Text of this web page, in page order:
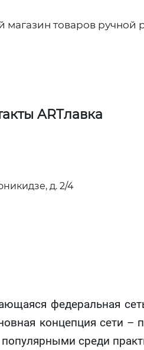
магазин товаров
ARTлавка
д. 2/4
федеральная
концепция сети –
среди